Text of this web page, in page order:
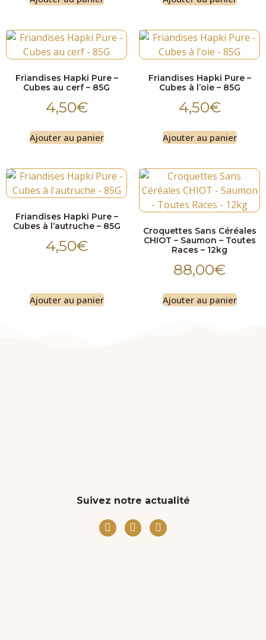
Friandises Hapki Pure –
Cubes au cerf – 85G
4,50€
Ajouter au panier
Friandises Hapki Pure –
Cubes à l’oie – 85G
4,50€
Ajouter au panier
Friandises Hapki Pure –
Cubes à l’autruche – 85G
4,50€
Ajouter au panier
Croquettes Sans Céréales
CHIOT – Saumon – Toutes
Races – 12kg
88,00€
Ajouter au panier
Suivez notre actualité